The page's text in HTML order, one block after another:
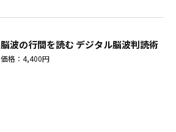
脳波の行間を読む デジタル脳波判読術
価格：4,400円